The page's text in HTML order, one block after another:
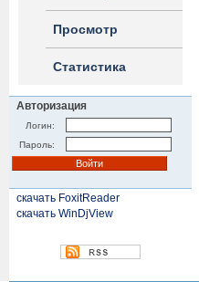
Просмотр
Статистика
Авторизация
Логин:
Пароль:
скачать FoxitReader
скачать WinDjView